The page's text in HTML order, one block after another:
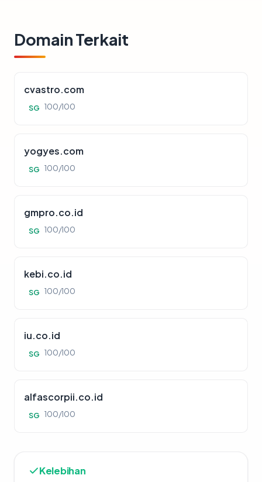
Domain Terkait
cvastro.com
SG 100/100
yogyes.com
SG 100/100
gmpro.co.id
SG 100/100
kebi.co.id
SG 100/100
iu.co.id
SG 100/100
alfascorpii.co.id
SG 100/100
Kelebihan